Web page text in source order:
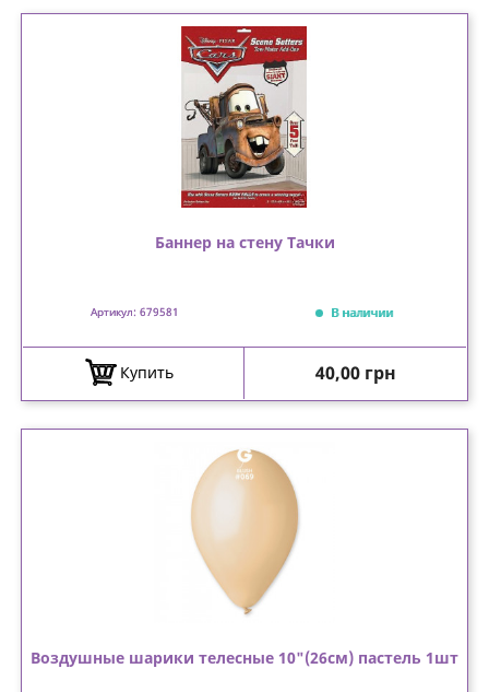
Баннер на стену Тачки
Артикул: 679581 В наличии
Купить Цена
40,00 грн
Воздушные шарики телесные 10"(26см) пастель 1шт